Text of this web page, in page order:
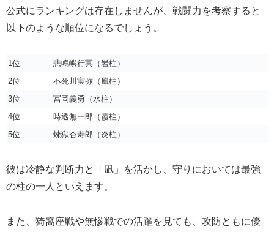
公式にランキングは存在しませんが、戦闘力を考察すると
以下のような順位になるでしょう。
1位
悲鳴嶼行冥（岩柱）
2位
不死川実弥（風柱）
3位
冨岡義勇（水柱）
4位
時透無一郎（霞柱）
5位
煉獄杏寿郎（炎柱）
彼は冷静な判断力と「凪」を活かし、守りにおいては最強
の柱の一人といえます。
また、猗窩座戦や無惨戦での活躍を見ても、攻防ともに優